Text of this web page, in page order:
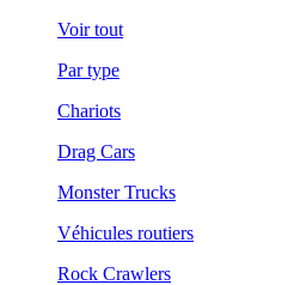
Voir tout
Par type
Chariots
Drag Cars
Monster Trucks
Véhicules routiers
Rock Crawlers